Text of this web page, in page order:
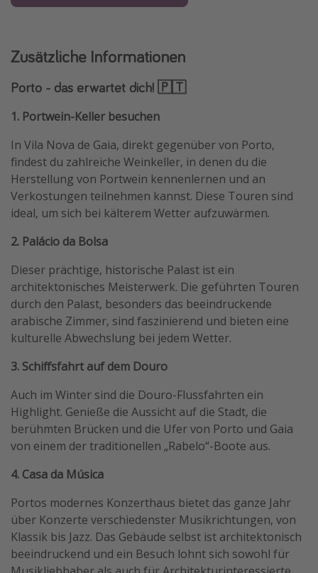
Zusätzliche Informationen
Porto - das erwartet dich! 🇵🇹
1. Portwein-Keller besuchen
In Vila Nova de Gaia, direkt gegenüber von Porto,
findest du zahlreiche Weinkeller, in denen du die
Herstellung von Portwein kennenlernen und an
Verkostungen teilnehmen kannst. Diese Touren sind
ideal, um sich bei kälterem Wetter aufzuwärmen.
2. Palácio da Bolsa
Dieser prächtige, historische Palast ist ein
architektonisches Meisterwerk. Die geführten Touren
durch den Palast, besonders das beeindruckende
arabische Zimmer, sind faszinierend und bieten eine
kulturelle Abwechslung bei jedem Wetter.
3. Schiffsfahrt auf dem Douro
Auch im Winter sind die Douro-Flussfahrten ein
Highlight. Genieße die Aussicht auf die Stadt, die
berühmten Brücken und die Ufer von Porto und Gaia
von einem der traditionellen „Rabelo“-Boote aus.
4. Casa da Música
Portos modernes Konzerthaus bietet das ganze Jahr
über Konzerte verschiedenster Musikrichtungen, von
Klassik bis Jazz. Das Gebäude selbst ist architektonisch
beeindruckend und ein Besuch lohnt sich sowohl für